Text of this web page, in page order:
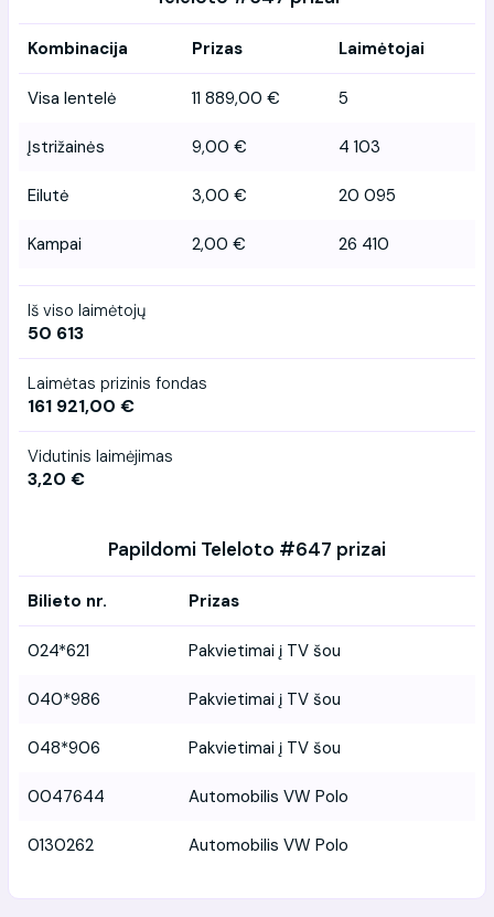
Kombinacija Prizas Laimėtojai
Visa lentelė 11 889,00 € 5
Įstrižainės 9,00 € 4 103
Eilutė 3,00 € 20 095
Kampai 2,00 € 26 410
Iš viso laimėtojų
50 613
Laimėtas prizinis fondas
161 921,00 €
Vidutinis laimėjimas
3,20 €
Papildomi Teleloto #647 prizai
Bilieto nr. Prizas
024*621 Pakvietimai į TV šou
040*986 Pakvietimai į TV šou
048*906 Pakvietimai į TV šou
0047644 Automobilis VW Polo
0130262 Automobilis VW Polo